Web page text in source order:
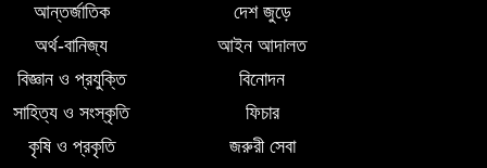
আন্তর্জাতিক
দেশ জুড়ে
অর্থ-বানিজ্য
আইন আদালত
বিজ্ঞান ও প্রযুক্তি
বিনোদন
সাহিত্য ও সংস্কৃতি
ফিচার
কৃষি ও প্রকৃতি
জরুরী সেবা